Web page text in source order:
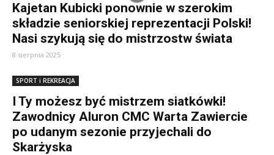
Kajetan Kubicki ponownie w szerokim
składzie seniorskiej reprezentacji Polski!
Nasi szykują się do mistrzostw świata
8 sierpnia 2025
SPORT i REKREACJA
I Ty możesz być mistrzem siatkówki!
Zawodnicy Aluron CMC Warta Zawiercie
po udanym sezonie przyjechali do
Skarżyska